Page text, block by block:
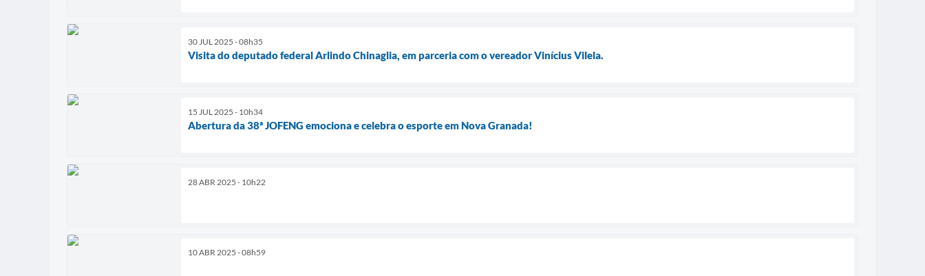
30 JUL 2025 - 08h35
Visita do deputado federal Arlindo Chinaglia, em parceria com o vereador Vinícius Vilela.
15 JUL 2025 - 10h34
Abertura da 38ª JOFENG emociona e celebra o esporte em Nova Granada!
28 ABR 2025 - 10h22
10 ABR 2025 - 08h59